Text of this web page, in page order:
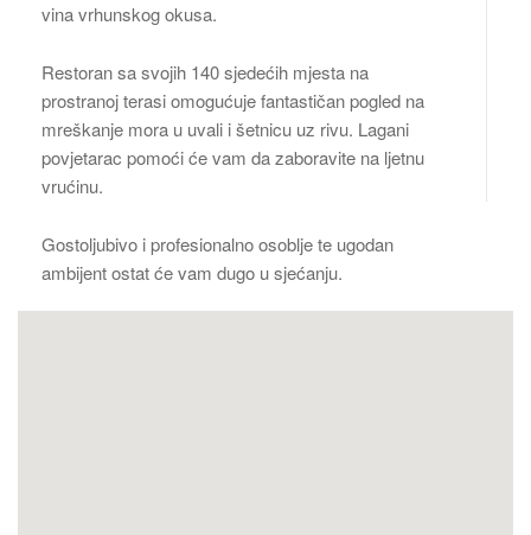
vina vrhunskog okusa.
Restoran sa svojih 140 sjedećih mjesta na
prostranoj terasi omogućuje fantastičan pogled na
mreškanje mora u uvali i šetnicu uz rivu. Lagani
povjetarac pomoći će vam da zaboravite na ljetnu
vrućinu.
Gostoljubivo i profesionalno osoblje te ugodan
ambijent ostat će vam dugo u sjećanju.